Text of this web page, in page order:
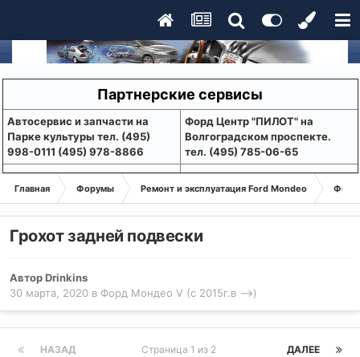
Партнерские сервисы
Aвтосервис и запчасти на
Парке культуры тел. (495)
998-0111 (495) 978-8866
Форд Центр "ПИЛОТ" на
Волгоградском проспекте.
тел. (495) 785-06-65
Главная Форумы Ремонт и эксплуатация Ford Mondeo Форд
Грохот задней подвески
АвторDrinkins
30 марта, 2020 в Форд Мондео V (с 2015г.в -->)
НАЗАД ДАЛЕЕ
Страница 1 из 2